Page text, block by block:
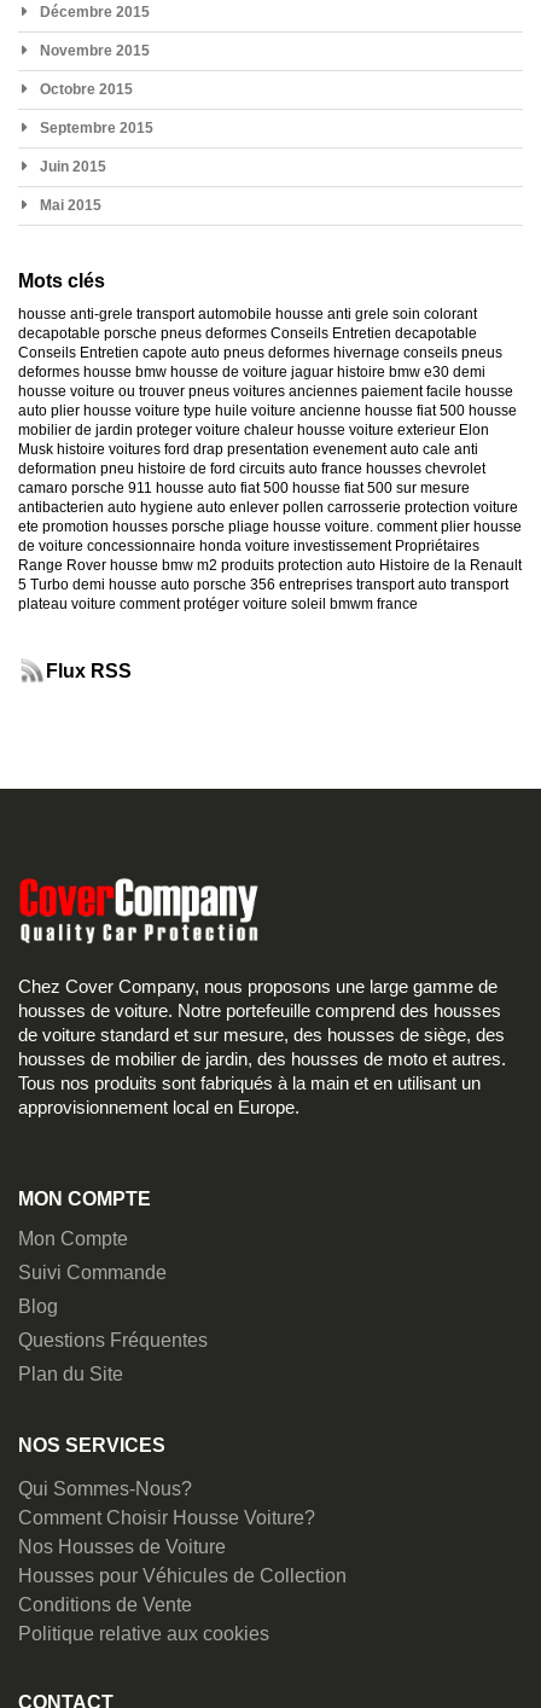
Décembre 2015
Novembre 2015
Octobre 2015
Septembre 2015
Juin 2015
Mai 2015
Mots clés
housse anti-grele transport automobile housse anti grele soin colorant
decapotable porsche pneus deformes Conseils Entretien decapotable
Conseils Entretien capote auto pneus deformes hivernage conseils pneus
deformes housse bmw housse de voiture jaguar histoire bmw e30 demi
housse voiture ou trouver pneus voitures anciennes paiement facile housse
auto plier housse voiture type huile voiture ancienne housse fiat 500 housse
mobilier de jardin proteger voiture chaleur housse voiture exterieur Elon
Musk histoire voitures ford drap presentation evenement auto cale anti
deformation pneu histoire de ford circuits auto france housses chevrolet
camaro porsche 911 housse auto fiat 500 housse fiat 500 sur mesure
antibacterien auto hygiene auto enlever pollen carrosserie protection voiture
ete promotion housses porsche pliage housse voiture. comment plier housse
de voiture concessionnaire honda voiture investissement Propriétaires
Range Rover housse bmw m2 produits protection auto Histoire de la Renault
5 Turbo demi housse auto porsche 356 entreprises transport auto transport
plateau voiture comment protéger voiture soleil bmwm france
Flux RSS
Chez Cover Company, nous proposons une large gamme de
housses de voiture. Notre portefeuille comprend des housses
de voiture standard et sur mesure, des housses de siège, des
housses de mobilier de jardin, des housses de moto et autres.
Tous nos produits sont fabriqués à la main et en utilisant un
approvisionnement local en Europe.
MON COMPTE
Mon Compte
Suivi Commande
Blog
Questions Fréquentes
Plan du Site
NOS SERVICES
Qui Sommes-Nous?
Comment Choisir Housse Voiture?
Nos Housses de Voiture
Housses pour Véhicules de Collection
Conditions de Vente
Politique relative aux cookies
CONTACT